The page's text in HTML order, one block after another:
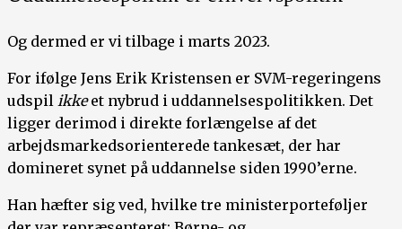
Og dermed er vi tilbage i marts 2023.
For ifølge Jens Erik Kristensen er SVM-regeringens
udspil ikkeet nybrud i uddannelsespolitikken. Det
ligger derimod i direkte forlængelse af det
arbejdsmarkedsorienterede tankesæt, der har
domineret synet på uddannelse siden 1990’erne.
Han hæfter sig ved, hvilke tre ministerporteføljer